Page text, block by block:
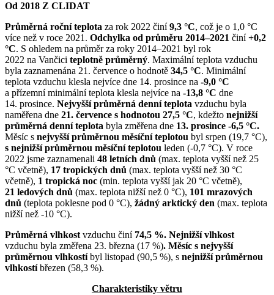
Od 2018 Z CLIDAT
Průměrná roční teplota za rok 2022 činí9,3 °C, což je o 1,0 °C
více než v roce 2021. Odchylka od průměru 2014–2021 činí+0,2
°C. S ohledem na průměr za roky 2014–2021 byl rok
2022 na Vančici teplotně průměrný. Maximální teplota vzduchu
byla zaznamenána 21. července o hodnotě 34,5 °C. Minimální
teplota vzduchu klesla nejvíce dne 14. prosince na -9,0 °C
a přízemní minimální teplota klesla nejvíce na -13,8 °C dne
14. prosince. Nejvyšší průměrná denní teplota vzduchu byla
naměřena dne 21. července s hodnotou 27,5 °C, kdežto nejnižší
průměrná denní teplota byla změřena dne 13. prosince -6,5 °C.
Měsíc s nejvyšší průměrnou měsíční teplotou byl srpen (19,7 °C),
s nejnižší průměrnou měsíční teplotou leden (-0,7 °C). V roce
2022 jsme zaznamenali 48 letních dnů (max. teplota vyšší než 25
°C včetně), 17 tropických dnů (max. teplota vyšší než 30 °C
včetně), 1 tropická noc (min. teplota vyšší jak 20 °C včetně),
21 ledových dnů (max. teplota nižší než 0 °C), 101 mrazových
dnů (teplota poklesne pod 0 °C), žádný arktický den (max. teplota
nižší než -10 °C).
Průměrná vlhkost vzduchu činí 74,5 %. Nejnižší vlhkost
vzduchu byla změřena 23. března (17 %). Měsíc s nejvyšší
průměrnou vlhkostíbyl listopad (90,5 %), s nejnižší průměrnou
vlhkostíbřezen (58,3 %).
Charakteristiky větru